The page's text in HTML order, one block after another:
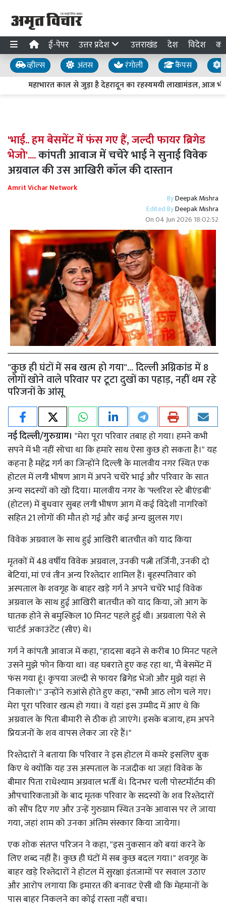
ई-पेपर उत्तर प्रदेश उत्तराखंड देश विदेश
व्हील्स अंतस रंगोली कैंपस
महाभारत काल से जुड़ा है देहरादून का रहस्यमयी लाखामंडल, आज भी
'भाई.. हम बेसमेंट में फंस गए हैं, जल्दी फायर ब्रिगेड
भेजो'....कांपती आवाज में चचेरे भाई ने सुनाई विवेक
अग्रवाल की उस आखिरी कॉल की दास्तान
Amrit Vichar Network
ByDeepak Mishra
Edited ByDeepak Mishra
On04 Jun 2026 18:02:52
"कुछ ही घंटों में सब खत्म हो गया"... दिल्ली अग्निकांड में 8
लोगों खोने वाले परिवार पर टूटा दुखों का पहाड़, नहीं थम रहे
परिजनों के आंसू
नई दिल्ली/गुरुग्राम। "मेरा पूरा परिवार तबाह हो गया। हमने कभी
सपने में भी नहीं सोचा था कि हमारे साथ ऐसा कुछ हो सकता है।" यह
कहना है महेंद्र गर्ग का जिन्होंने दिल्ली के मालवीय नगर स्थित एक
होटल में लगी भीषण आग में अपने चचेरे भाई और परिवार के सात
अन्य सदस्यों को खो दिया। मालवीय नगर के 'फ्लरिश स्टे बीएंडबी'
(होटल) में बुधवार सुबह लगी भीषण आग में कई विदेशी नागरिकों
सहित 21 लोगों की मौत हो गई और कई अन्य झुलस गए।
विवेक अग्रवाल के साथ हुई आखिरी बातचीत को याद किया
मृतकों में 48 वर्षीय विवेक अग्रवाल, उनकी पत्नी तर्जिनी, उनकी दो
बेटियां, मां एवं तीन अन्य रिश्तेदार शामिल हैं। बृहस्पतिवार को
अस्पताल के शवगृह के बाहर खड़े गर्ग ने अपने चचेरे भाई विवेक
अग्रवाल के साथ हुई आखिरी बातचीत को याद किया, जो आग के
घातक होने से बमुश्किल 10 मिनट पहले हुई थी। अग्रवाला पेशे से
चार्टर्ड अकाउंटेंट (सीए) थे।
गर्ग ने कांपती आवाज में कहा, "हादसा बढ़ने से करीब 10 मिनट पहले
उसने मुझे फोन किया था। वह घबराते हुए कह रहा था, 'मैं बेसमेंट में
फंस गया हूं। कृपया जल्दी से फायर ब्रिगेड भेजो और मुझे यहां से
निकालो'।" उन्होंने रुआंसे होते हुए कहा, "सभी आठ लोग चले गए।
मेरा पूरा परिवार खत्म हो गया। वे यहां इस उम्मीद में आए थे कि
अग्रवाल के पिता बीमारी से ठीक हो जाएंगे। इसके बजाय, हम अपने
प्रियजनों के शव वापस लेकर जा रहे हैं।"
रिश्तेदारों ने बताया कि परिवार ने इस होटल में कमरे इसलिए बुक
किए थे क्योंकि यह उस अस्पताल के नजदीक था जहां विवेक के
बीमार पिता राधेश्याम अग्रवाल भर्ती थे। दिनभर चली पोस्टमॉर्टम की
औपचारिकताओं के बाद मृतक परिवार के सदस्यों के शव रिश्तेदारों
को सौंप दिए गए और उन्हें गुरुग्राम स्थित उनके आवास पर ले जाया
गया, जहां शाम को उनका अंतिम संस्कार किया जायेगा।
एक शोक संतप्त परिजन ने कहा, "इस नुकसान को बयां करने के
लिए शब्द नहीं हैं। कुछ ही घंटों में सब कुछ बदल गया।" शवगृह के
बाहर खड़े रिश्तेदारों ने होटल में सुरक्षा इंतजामों पर सवाल उठाए
और आरोप लगाया कि इमारत की बनावट ऐसी थी कि मेहमानों के
पास बाहर निकलने का कोई रास्ता नहीं बचा।